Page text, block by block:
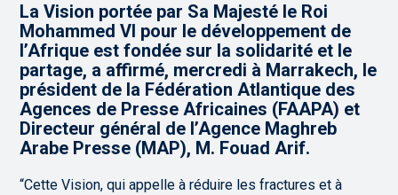
La Vision portée par Sa Majesté le Roi
Mohammed VI pour le développement de
l’Afrique est fondée sur la solidarité et le
partage, a affirmé, mercredi à Marrakech, le
président de la Fédération Atlantique des
Agences de Presse Africaines (FAAPA) et
Directeur général de l’Agence Maghreb
Arabe Presse (MAP), M. Fouad Arif.
“Cette Vision, qui appelle à réduire les fractures et à